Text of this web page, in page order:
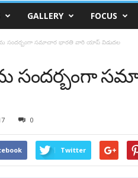
GALLERY FOCUS
సందర్బంగా సమాచార భారతి వారి యాప్ విడుదల
0
Twitter